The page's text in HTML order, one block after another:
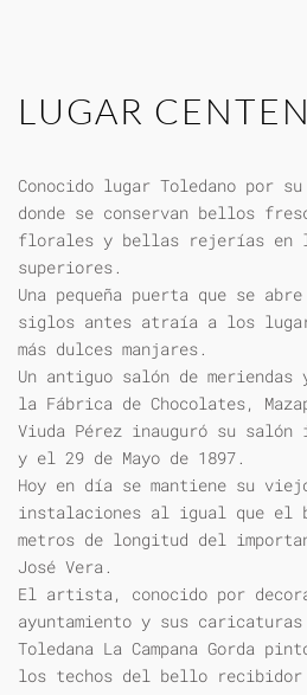
LUGAR
Conocido lugar Toledano por
donde se conservan bellos
florales y bellas rejerías en
superiores.
Una pequeña puerta que se
siglos antes atraía a los
más dulces manjares.
Un antiguo salón de
la Fábrica de Chocolates,
Viuda Pérez inauguró su
y el 29 de Mayo de 1897.
Hoy en día se mantiene su
instalaciones al igual que el
metros de longitud del
José Vera.
El artista, conocido por
ayuntamiento y sus
Toledana La Campana Gorda
los techos del bello